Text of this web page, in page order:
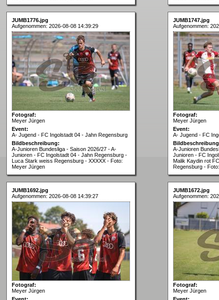
JUMB1776.jpg
Aufgenommen: 2026-08-08 14:39:29
Fotograf:
Meyer Jürgen
Event:
A- Jugend - FC Ingolstadt 04 - Jahn Regensburg
Bildbeschreibung:
A-Junioren Bundesliga - Saison 2026/27 - A-
Junioren - FC Ingolstadt 04 - Jahn Regensburg -
Luca Stark weiss Regensburg - XXXXX - Foto:
Meyer Jürgen
JUMB1747.jpg
Aufgenommen:
Fotograf:
Meyer Jürgen
Event:
A- Jugend - FC
A-Junioren
Junioren - FC
Malik Kaydin rot
Regensburg -
JUMB1692.jpg
Aufgenommen: 2026-08-08 14:39:27
Fotograf:
Meyer Jürgen
JUMB1672.jpg
Aufgenommen:
Fotograf:
Meyer Jürgen